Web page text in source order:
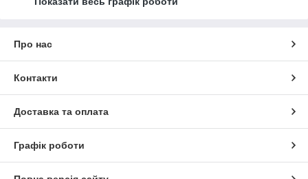
Про нас
Контакти
Доставка та оплата
Графік роботи